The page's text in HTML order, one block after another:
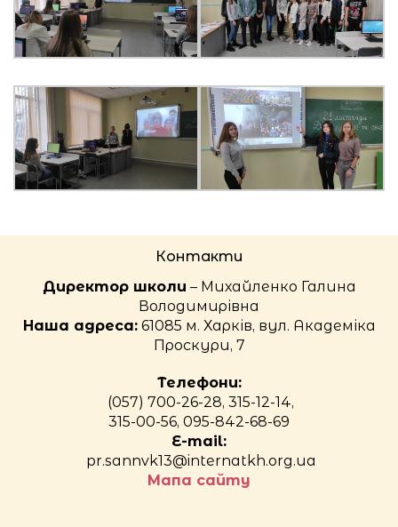
Контакти
Директор школи – Михайленко Галина
Володимирівна
Наша адреса:61085 м. Харків, вул. Академіка
Проскури, 7
Телефони:
(057) 700-26-28, 315-12-14,
315-00-56, 095-842-68-69
E-mail:
pr.sannvk13@internatkh.org.ua
Мапа сайту